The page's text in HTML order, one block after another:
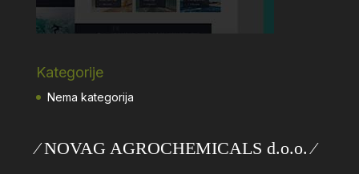
Kategorije
Nema kategorija
⁄ NOVAG AGROCHEMICALS d.o.o. ⁄